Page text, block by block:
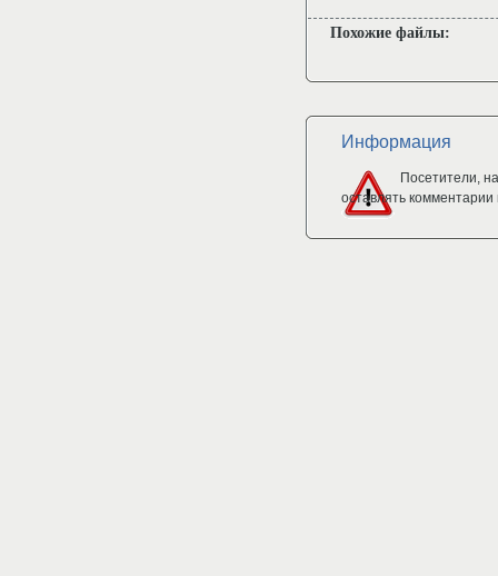
Похожие файлы:
Информация
Посетители,
оставлять комментарии